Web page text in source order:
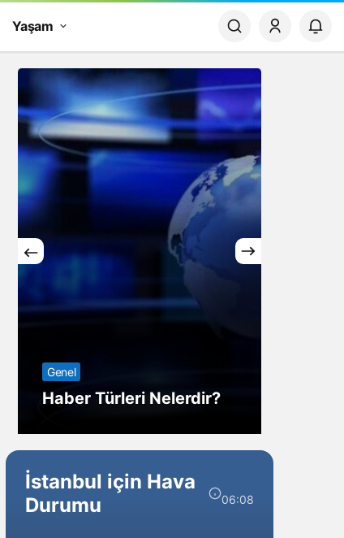
Yaşam
Genel
Haber Türleri Nelerdir?
İstanbul için Hava
Durumu
06:08